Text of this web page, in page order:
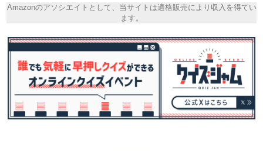
Amazonのアソシエイトとして、当サイトは適格販売により収入を得てい
ます。